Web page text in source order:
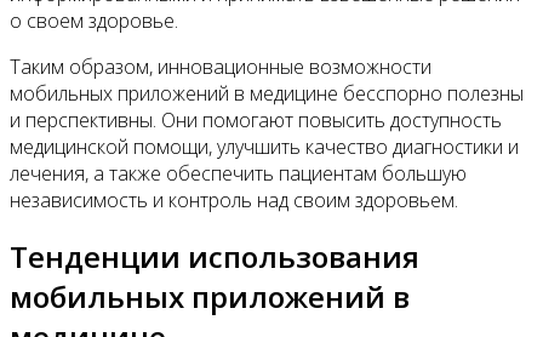
о своем здоровье.
Таким образом, инновационные возможности
мобильных приложений в медицине бесспорно полезны
и перспективны. Они помогают повысить доступность
медицинской помощи, улучшить качество диагностики и
лечения, а также обеспечить пациентам большую
независимость и контроль над своим здоровьем.
Тенденции использования
мобильных приложений в